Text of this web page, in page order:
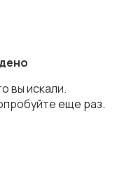
вы искали.
еще раз.